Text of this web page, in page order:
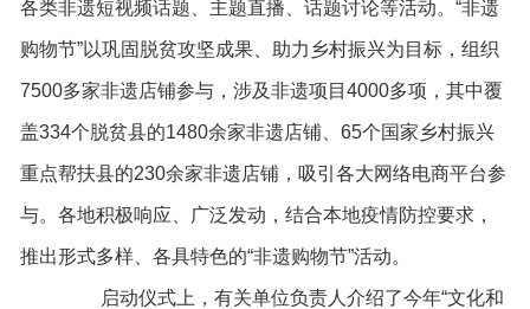
各类非遗短视频话题、主题直播、话题讨论等活动。“非遗
购物节”以巩固脱贫攻坚成果、助力乡村振兴为目标，组织
7500多家非遗店铺参与，涉及非遗项目4000多项，其中覆
盖334个脱贫县的1480余家非遗店铺、65个国家乡村振兴
重点帮扶县的230余家非遗店铺，吸引各大网络电商平台参
与。各地积极响应、广泛发动，结合本地疫情防控要求，
推出形式多样、各具特色的“非遗购物节”活动。
启动仪式上，有关单位负责人介绍了今年“文化和